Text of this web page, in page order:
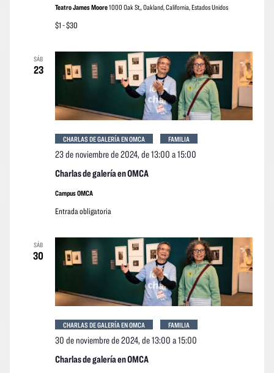
Teatro James Moore1000 Oak St,, Oakland, California, Estados Unidos
$1 - $30
SÁB
23
Charlas de galería en OMCA
23 de noviembre de 2024, de 13:00 a15:00
CHARLAS DE GALERÍA EN OMCA FAMILIA
Campus OMCA
Entrada obligatoria
SÁB
30
Charlas de galería en OMCA
30 de noviembre de 2024, de 13:00 a15:00
CHARLAS DE GALERÍA EN OMCA FAMILIA